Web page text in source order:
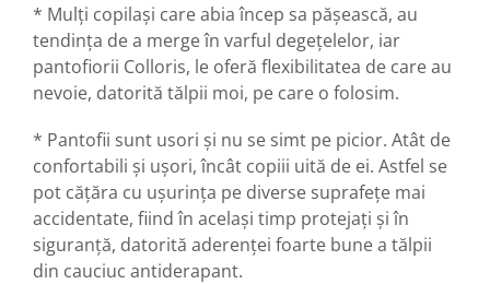
* Mulți copilași care abia încep sa pășească, au
tendința de a merge în varful degețelelor, iar
pantofiorii Colloris, le oferă flexibilitatea de care au
nevoie, datorită tălpii moi, pe care o folosim.
* Pantofii sunt usori și nu se simt pe picior. Atât de
confortabili și ușori, încât copiii uită de ei. Astfel se
pot cățăra cu ușurința pe diverse suprafețe mai
accidentate, fiind în același timp protejați și în
siguranță, datorită aderenței foarte bune a tălpii
din cauciuc antiderapant.